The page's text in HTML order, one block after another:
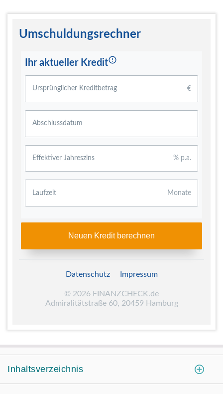
Umschuldungsrechner
Ihr aktueller Kredit
€
Ursprünglicher Kreditbetrag
Abschlussdatum
% p.a.
Effektiver Jahreszins
Monate
Laufzeit
Neuen Kredit berechnen
© 2026 FINANZCHECK.de
Admiralitätstraße 60, 20459 Hamburg
Datenschutz Impressum
Inhaltsverzeichnis